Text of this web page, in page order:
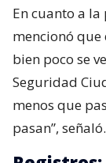
En cuanto a
mencionó que
bien poco se
Seguridad
menos que
pasan”, señaló.